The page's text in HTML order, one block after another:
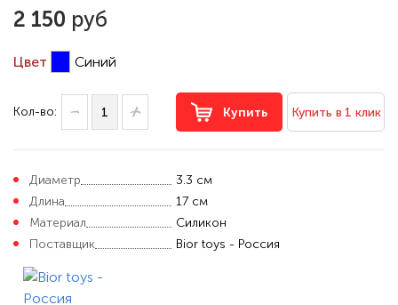
2 150 руб
Цвет Синий
Кол-во: Купить Купить в 1 клик
Диаметр
3.3 см
Длина
17 см
Материал
Силикон
Поставщик
Bior toys - Россия